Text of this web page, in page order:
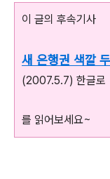
이 글의 후속기사
새 은행권 색깔
(2007.5.7) 한글로
를 읽어보세요~